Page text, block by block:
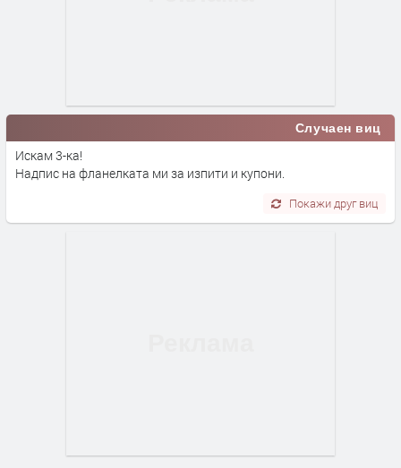
Случаен виц
Искам 3-ка!
Надпис на фланелката ми за изпити и купони.
Покажи друг виц